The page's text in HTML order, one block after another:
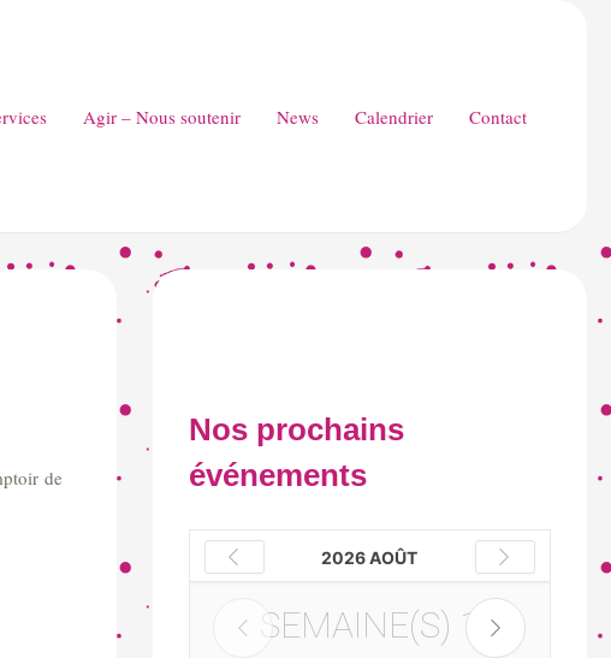
Agir – Nous soutenir News Calendrier Contact
de
Nos prochains
événements
2026 AOÛT
SEMAINE(S) 1